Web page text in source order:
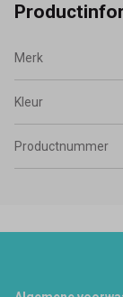
Merk
Kleur
Productnummer